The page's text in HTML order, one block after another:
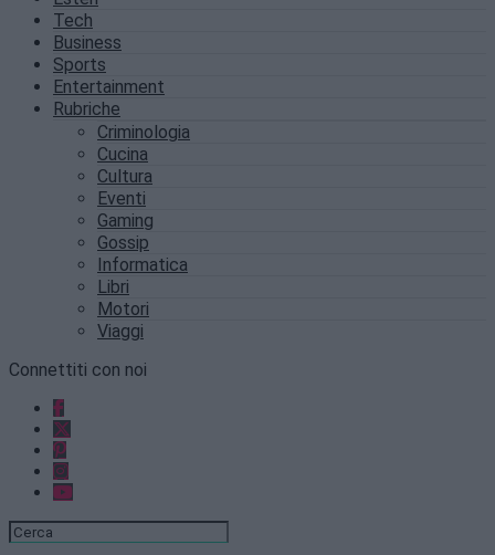
Tech
Business
Sports
Entertainment
Rubriche
Criminologia
Cucina
Cultura
Eventi
Gaming
Gossip
Informatica
Libri
Motori
Viaggi
Connettiti con noi